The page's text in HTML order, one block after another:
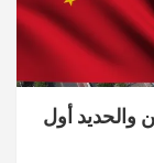
والحديد أول